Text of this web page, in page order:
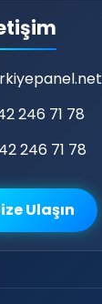
246 71 78
246 71 78
Ulaşın